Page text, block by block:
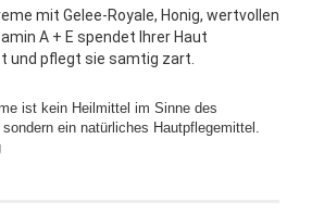
mit Gelee-Royale, Honig, wertvollen
A + E spendet Ihrer Haut
und pflegt sie samtig zart.
ist kein Heilmittel im Sinne des
ein natürliches Hautpflegemittel.